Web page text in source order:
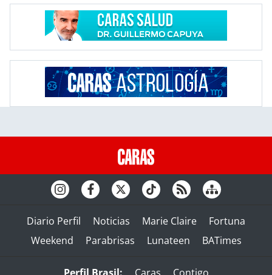
Diario Perfil Noticias Marie Claire
Fortuna
Weekend
Parabrisas Lunateen BATimes